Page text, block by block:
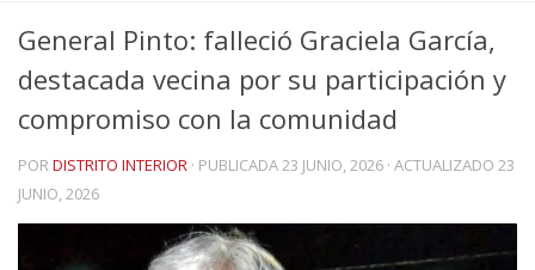
General Pinto: falleció Graciela García,
destacada vecina por su participación y
compromiso con la comunidad
PORDISTRITO INTERIOR · PUBLICADA23 JUNIO, 2026 · ACTUALIZADO 23
JUNIO, 2026